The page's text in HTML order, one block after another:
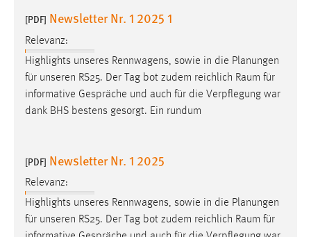
[PDF] Newsletter Nr. 1 2025 1
Relevanz:
Highlights unseres Rennwagens, sowie in die Planungen
für unseren RS25. Der Tag bot zudem reichlich Raum für
informative Gespräche und auch für die Verpflegung war
dank BHS bestens gesorgt. Ein rundum
[PDF] Newsletter Nr. 1 2025
Relevanz:
Highlights unseres Rennwagens, sowie in die Planungen
für unseren RS25. Der Tag bot zudem reichlich Raum für